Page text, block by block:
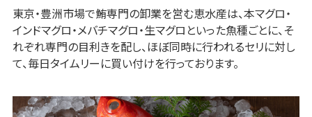
東京・豊洲市場で鮪専門の卸業を営む恵水産は、本マグロ・
インドマグロ・メバチマグロ・生マグロといった魚種ごとに、そ
れぞれ専門の目利きを配し、ほぼ同時に行われるセリに対し
て、毎日タイムリーに買い付けを行っております。